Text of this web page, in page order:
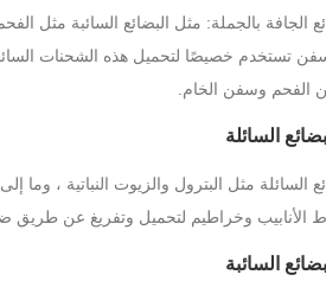
الجافة بالجملة: مثل البضائع السائبة مثل
تستخدم خصيصًا لتحميل هذه الشحنات
الفحم وسفن الخام.
السائلة مثل البترول والزيوت النباتية ،
الأنابيب وخراطيم لتحميل وتفريغ عن طريق